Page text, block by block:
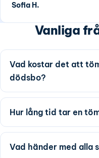
Sofia H.
Vanliga
Vad kostar det att
dödsbo?
Hur lång tid tar en
Vad händer med alla